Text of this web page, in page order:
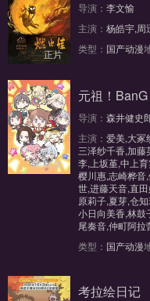
正片
导演： 李文愉
主演： 杨皓宇,周
类型： 国产动漫
第44集
元祖！
导演： 森井健史
主演： 爱美,大冢
三泽纱千香,加藤
李,上坂堇,中上
樱川惠,志崎桦音
世,进藤天音,直
原莉子,夏芽,仓
小日向美香,林鼓
尾奏音,仲町阿拉
类型： 国产动漫
考拉绘日记